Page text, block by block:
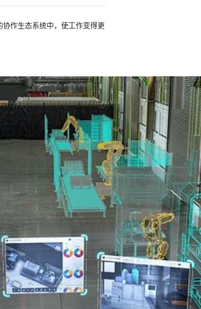
作生态系统中，使工作变得更